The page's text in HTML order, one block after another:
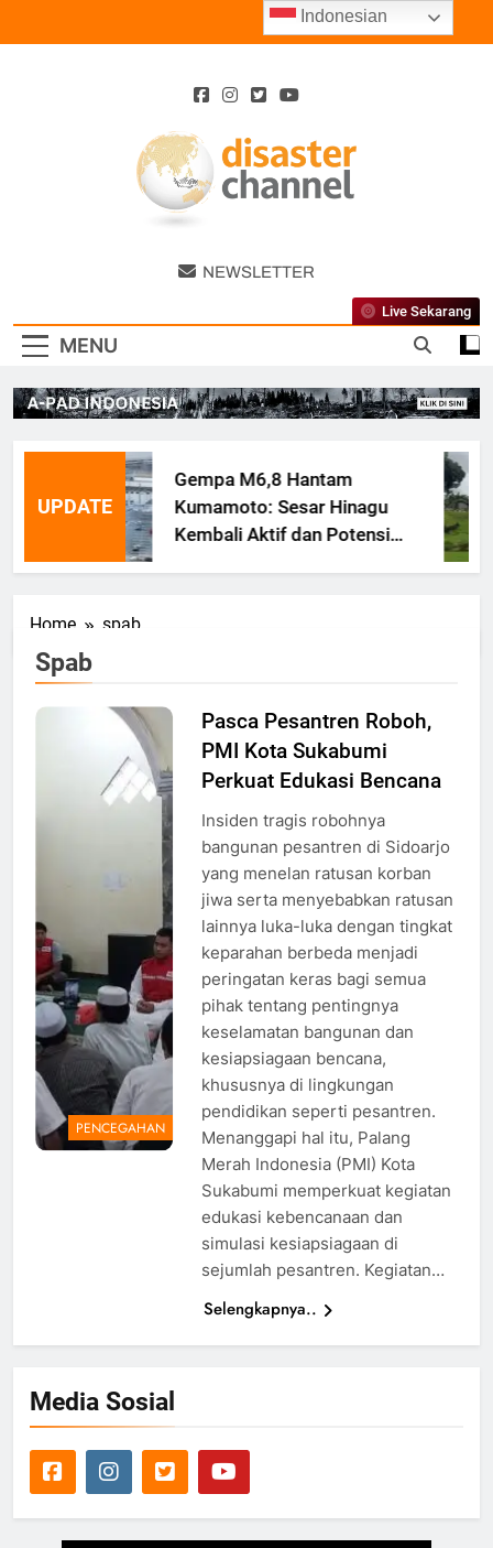
Disaster
Channel
NEWSLETTER
MENU
Live Sekarang
UPDATE
Gempa M6,8 Hantam
Kumamoto: Sesar Hinagu
Kembali Aktif dan Potensi
Gempa Susulan
Home spab
Spab
Sukabumi
Edukasi
Santri di
PENCEGAHAN
Pasca Pesantren Roboh,
PMI Kota Sukabumi
Perkuat Edukasi Bencana
Insiden tragis robohnya
bangunan pesantren di Sidoarjo
yang menelan ratusan korban
jiwa serta menyebabkan ratusan
lainnya luka-luka dengan tingkat
keparahan berbeda menjadi
peringatan keras bagi semua
pihak tentang pentingnya
keselamatan bangunan dan
kesiapsiagaan bencana,
khususnya di lingkungan
pendidikan seperti pesantren.
Menanggapi hal itu, Palang
Merah Indonesia (PMI) Kota
Sukabumi memperkuat kegiatan
edukasi kebencanaan dan
simulasi kesiapsiagaan di
sejumlah pesantren. Kegiatan…
Selengkapnya..
Media Sosial
Indonesian